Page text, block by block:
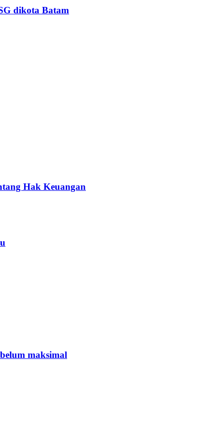
dikota Batam
Hak Keuangan
maksimal